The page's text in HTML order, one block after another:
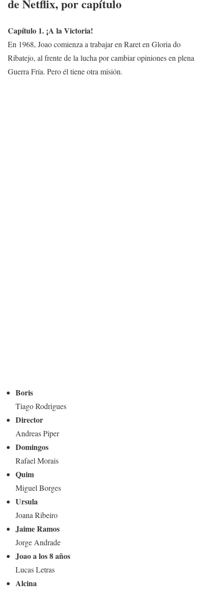
de Netflix, por capítulo
Capítulo 1. ¡A la Victoria!
En 1968, Joao comienza a trabajar en Raret en Gloria do
Ribatejo, al frente de la lucha por cambiar opiniones en plena
Guerra Fría. Pero él tiene otra misión.
Boris
Tiago Rodrigues
Director
Andreas Piper
Domingos
Rafael Morais
Quim
Miguel Borges
Ursula
Joana Ribeiro
Jaime Ramos
Jorge Andrade
Joao a los 8 años
Lucas Letras
Alcina